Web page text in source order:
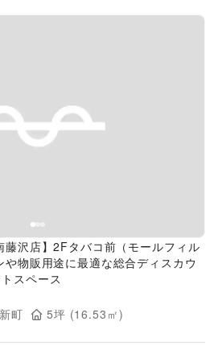
藤沢店】2Fタバコ前（モールフィル
物販用途に最適な総合ディスカウ
スペース
町 5坪 (16.53 ㎡)